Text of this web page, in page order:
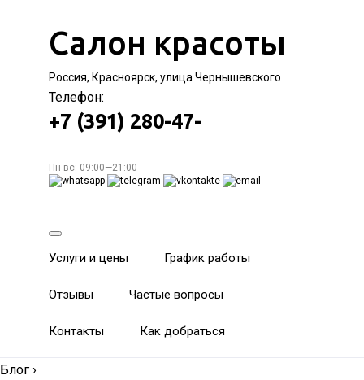
Салон красоты
Россия, Красноярск, улица Чернышевского
Телефон:
+7 (391) 280-47-
Пн-вс: 09:00—21:00
Услуги и цены График работы
Отзывы Частые вопросы
Контакты Как добраться
Блог ›